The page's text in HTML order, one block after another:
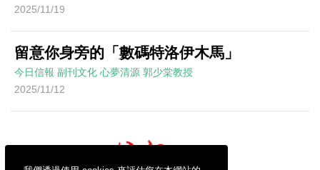
2025/11/19
留意你身旁的「數碼特洛伊木馬」
今日信報 副刊文化 心夢清源 郭少棠教授
2025/11/12